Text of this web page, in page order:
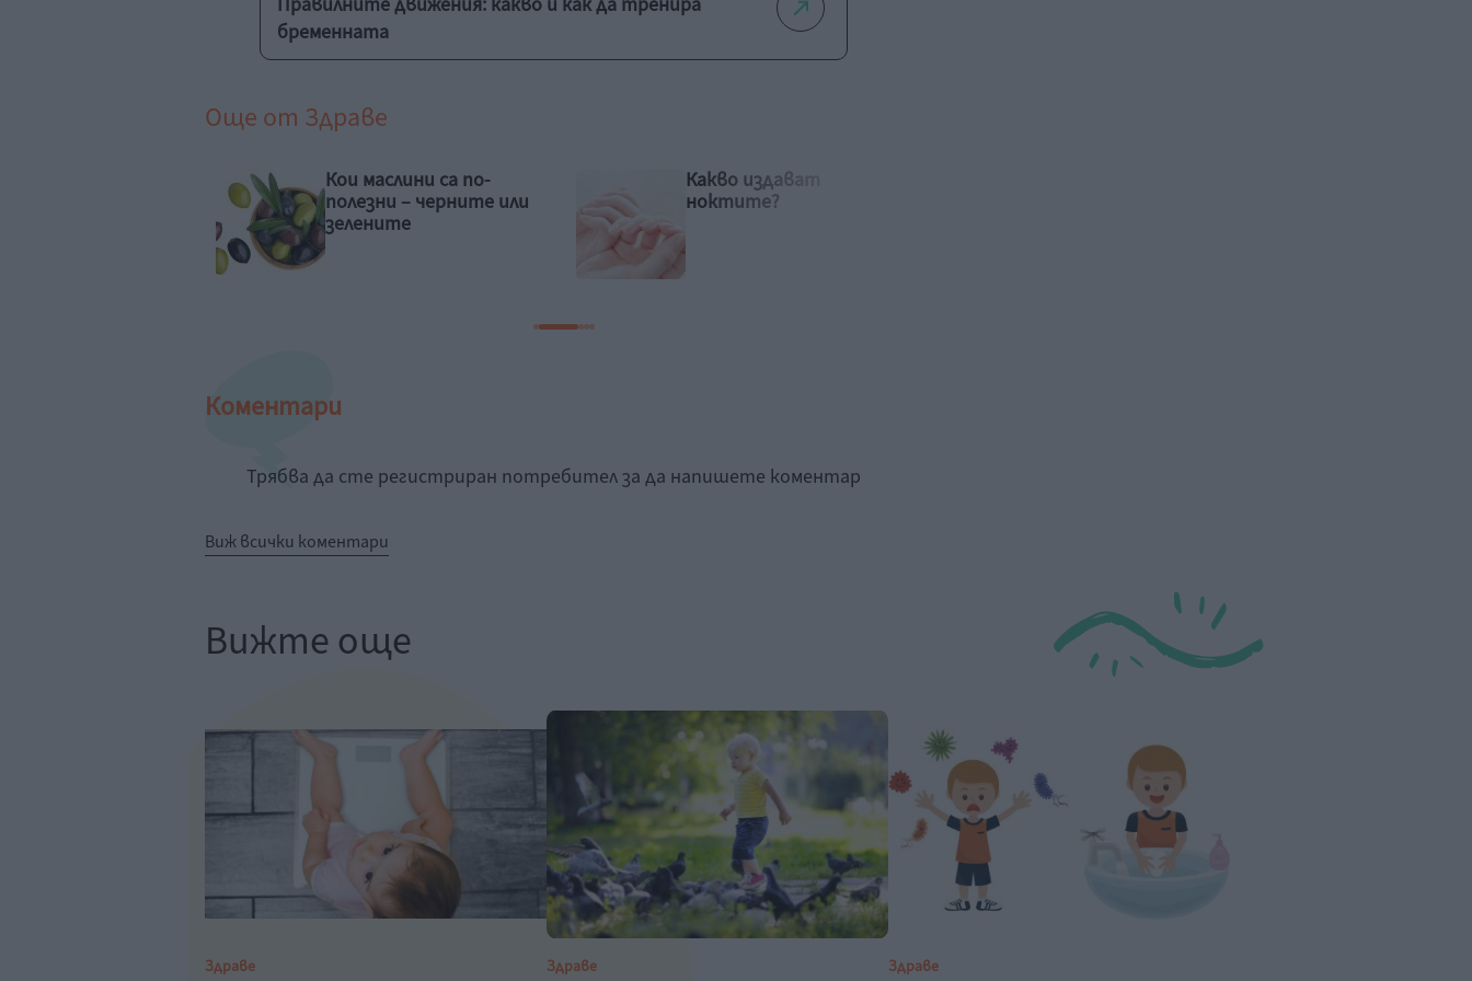
бременната
Още от Здраве
Какво издават
ноктите?
Хъркане – защо се случва
и как да го преодолеем
Коментари
Трябва да сте регистриран потребител за да напишете коментар
Виж всички коментари
Вижте още
Здраве Здраве Здраве